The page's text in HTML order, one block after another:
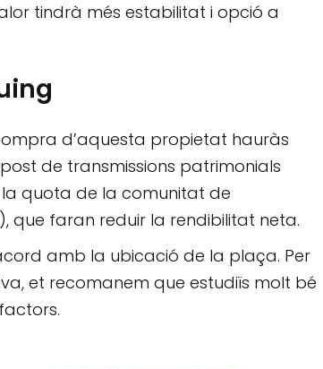
tindrà més estabilitat i opció a
d’aquesta propietat hauràs
de transmissions patrimonials
la quota de la comunitat de
que faran reduir la rendibilitat neta.
amb la ubicació de la plaça. Per
et recomanem que estudiïs molt bé